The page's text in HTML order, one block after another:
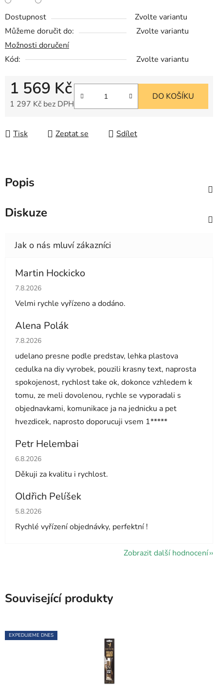
Dostupnost
Zvolte variantu
Můžeme doručit do:
Zvolte variantu
Možnosti doručení
Kód:
Zvolte variantu
1 569 Kč
1 297 Kč bez DPH
DO KOŠÍKU
Tisk Zeptat se Sdílet
Popis
Diskuze
Martin Hockicko
Hodnocení obchodu je 5 z 5 hvězdiček.
7.8.2026
Velmi rychle vyřízeno a dodáno.
Alena Polák
Hodnocení obchodu je 5 z 5 hvězdiček.
7.8.2026
udelano presne podle predstav, lehka plastova
cedulka na diy vyrobek, pouzili krasny text, naprosta
spokojenost, rychlost take ok, dokonce vzhledem k
tomu, ze meli dovolenou, rychle se vyporadali s
objednavkami, komunikace ja na jednicku a pet
hvezdicek, naprosto doporucuji vsem 1*****
Petr Helembai
Hodnocení obchodu je 5 z 5 hvězdiček.
6.8.2026
Děkuji za kvalitu i rychlost.
Oldřich Pelíšek
Hodnocení obchodu je 5 z 5 hvězdiček.
5.8.2026
Rychlé vyřízení objednávky, perfektní !
Zobrazit další hodnocení
Související produkty
EXPEDUJEME DNES